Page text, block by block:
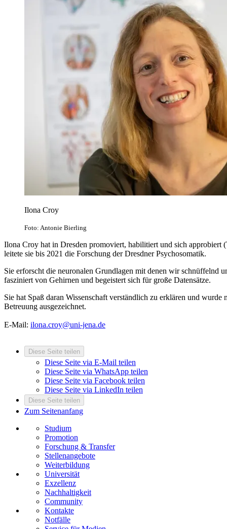
Ilona Croy
Foto: Antonie Bierling
Ilona Croy hat in Dresden promoviert, habilitiert und sich approbiert
leitete sie bis 2021 die Forschung der Dresdner Psychosomatik.
Sie erforscht die neuronalen Grundlagen mit denen wir schnüffelnd
fasziniert von Gehirnen und begeistert sich für große Datensätze.
Sie hat Spaß daran Wissenschaft verständlich zu erklären und
Betreuung ausgezeichnet.
E-Mail: ilona.croy@uni-jena.de
Diese Seite teilen
Diese Seite via E-Mail teilen
Diese Seite via WhatsApp teilen
Diese Seite via Facebook teilen
Diese Seite via LinkedIn teilen
Diese Seite teilen
Zum Seitenanfang
Studium
Promotion
Forschung & Transfer
Stellenangebote
Weiterbildung
Universität
Exzellenz
Nachhaltigkeit
Community
Kontakte
Notfälle